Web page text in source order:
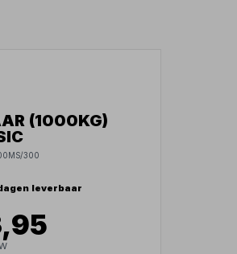
(1000KG)
300
leverbaar